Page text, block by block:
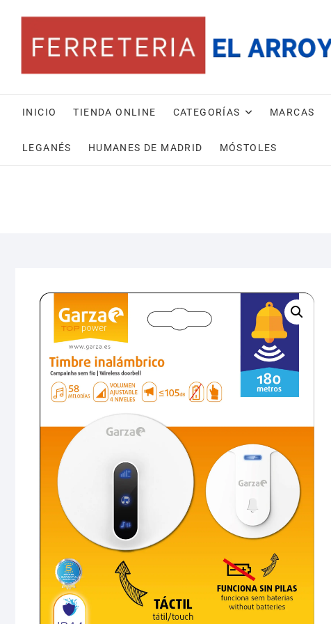
contenido
INICIO TIENDA ONLINE CATEGORÍAS MARCAS
LEGANÉS HUMANES DE MADRID MÓSTOLES